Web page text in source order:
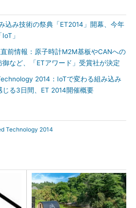
込み技術の祭典「ET2014」開幕、今年
」
前情報：原子時計M2M基板やCANへの
御など、「ETアワード」受賞社が決定
2014：IoTで変わる組み込み
じる3日間、ET 2014開催概要
Technology 2014